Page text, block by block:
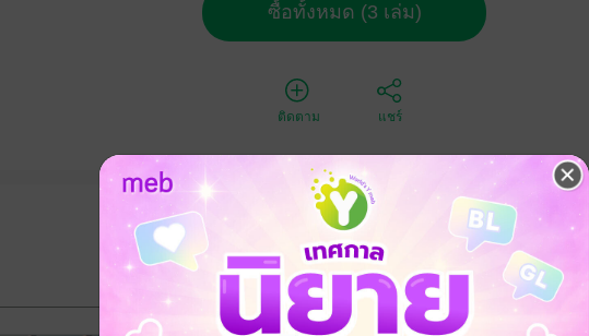
ซื้อทั้งหมด (3 เล่ม)
ติดตาม แชร์